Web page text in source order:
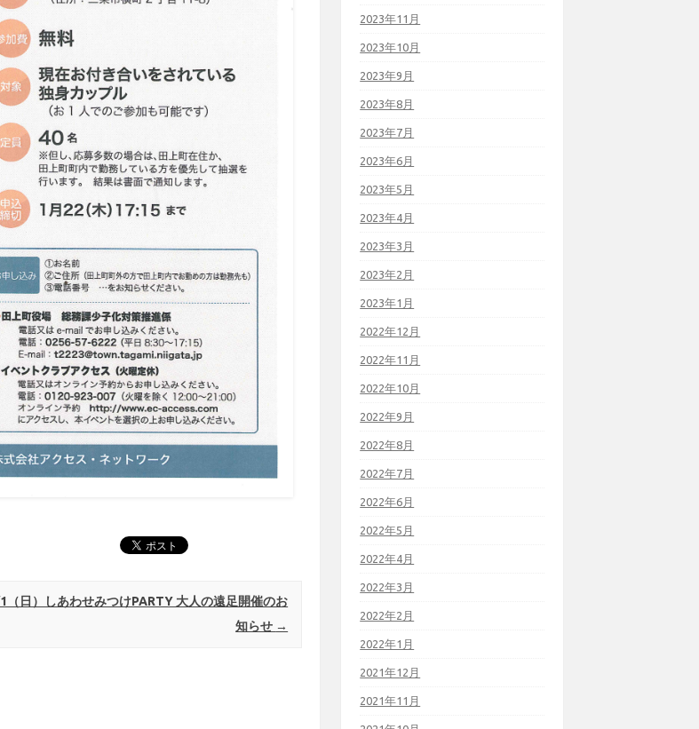
（日）しあわせみつけPARTY 大人の遠足開催のお
知らせ →
2023年11月
2023年10月
2023年9月
2023年8月
2023年7月
2023年6月
2023年5月
2023年4月
2023年3月
2023年2月
2023年1月
2022年12月
2022年11月
2022年10月
2022年9月
2022年8月
2022年7月
2022年6月
2022年5月
2022年4月
2022年3月
2022年2月
2022年1月
2021年12月
2021年11月